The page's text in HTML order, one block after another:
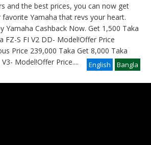
and the best prices, you can now get
favorite Yamaha that revs your heart.
Yamaha Cashback Now. Get 1,500 Taka
FZ-S FI V2 DD- Model!Offer Price
Price 239,000 Taka Get 8,000 Taka
Model!Offer Price
Bangla
.... English